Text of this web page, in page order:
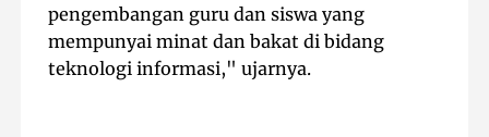
pengembangan guru dan siswa yang
mempunyai minat dan bakat di bidang
teknologi informasi," ujarnya.